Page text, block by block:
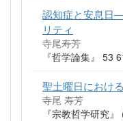
認知症と安息日
リティ
寺尾寿芳
『哲学論集』 53
聖土曜日におけ
寺尾 寿芳
『宗教哲学研究